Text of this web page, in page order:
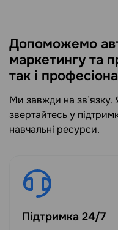
Допоможемо
маркетингу та
так і
Ми завжди на
звертайтесь у
навчальні ресурси.
Підтримка 24/7